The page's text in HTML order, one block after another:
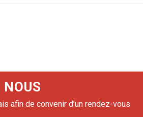
afin de convenir d’un rendez-vous